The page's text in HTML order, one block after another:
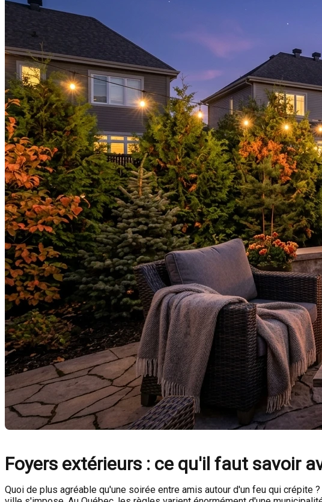
Foyers extérieurs : ce qu'il faut savoir
Quoi de plus agréable qu'une soirée entre amis autour d'un feu qui